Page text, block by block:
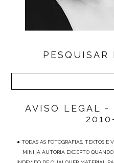
PESQUISAR
AVISO LEGAL -
● TODAS AS FOTOGRAFIAS, TEXTOS E
MINHA AUTORIA EXCEPTO